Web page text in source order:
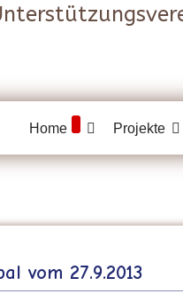
Home Projekte
vom 27.9.2013